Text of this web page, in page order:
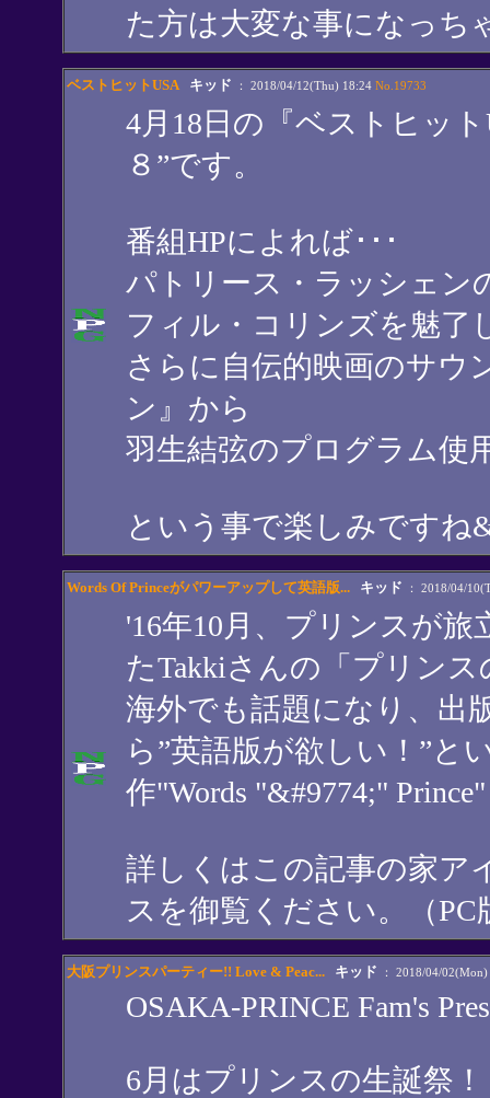
た方は大変な事になっち
ベストヒットUSA キッド ： 2018/04/12(Thu) 18:24 No.19733
4月18日の『ベストヒッ
８”です。
番組HPによれば･･･
パトリース・ラッシェン
フィル・コリンズを魅了
さらに自伝的映画のサウ
ン』から
羽生結弦のプログラム使
という事で楽しみですね
Words Of Princeがパワーアップして英語版... キッド ： 2018/04/
'16年10月、プリンスが
たTakkiさんの「プリンス
海外でも話題になり、出
ら”英語版が欲しい！”と
作"Words "&#9774;"
詳しくはこの記事の家ア
スを御覧ください。（PC
大阪プリンスパーティー!! Love & Peac... キッド ： 2018/04/02(Mon)
OSAKA-PRINCE Fam's
6月はプリンスの生誕祭！